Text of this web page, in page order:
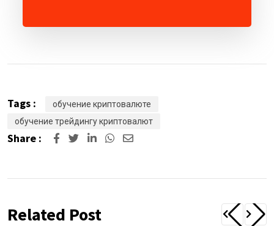
Tags :
обучение криптовалюте
обучение трейдингу криптовалют
Share :
Related Post